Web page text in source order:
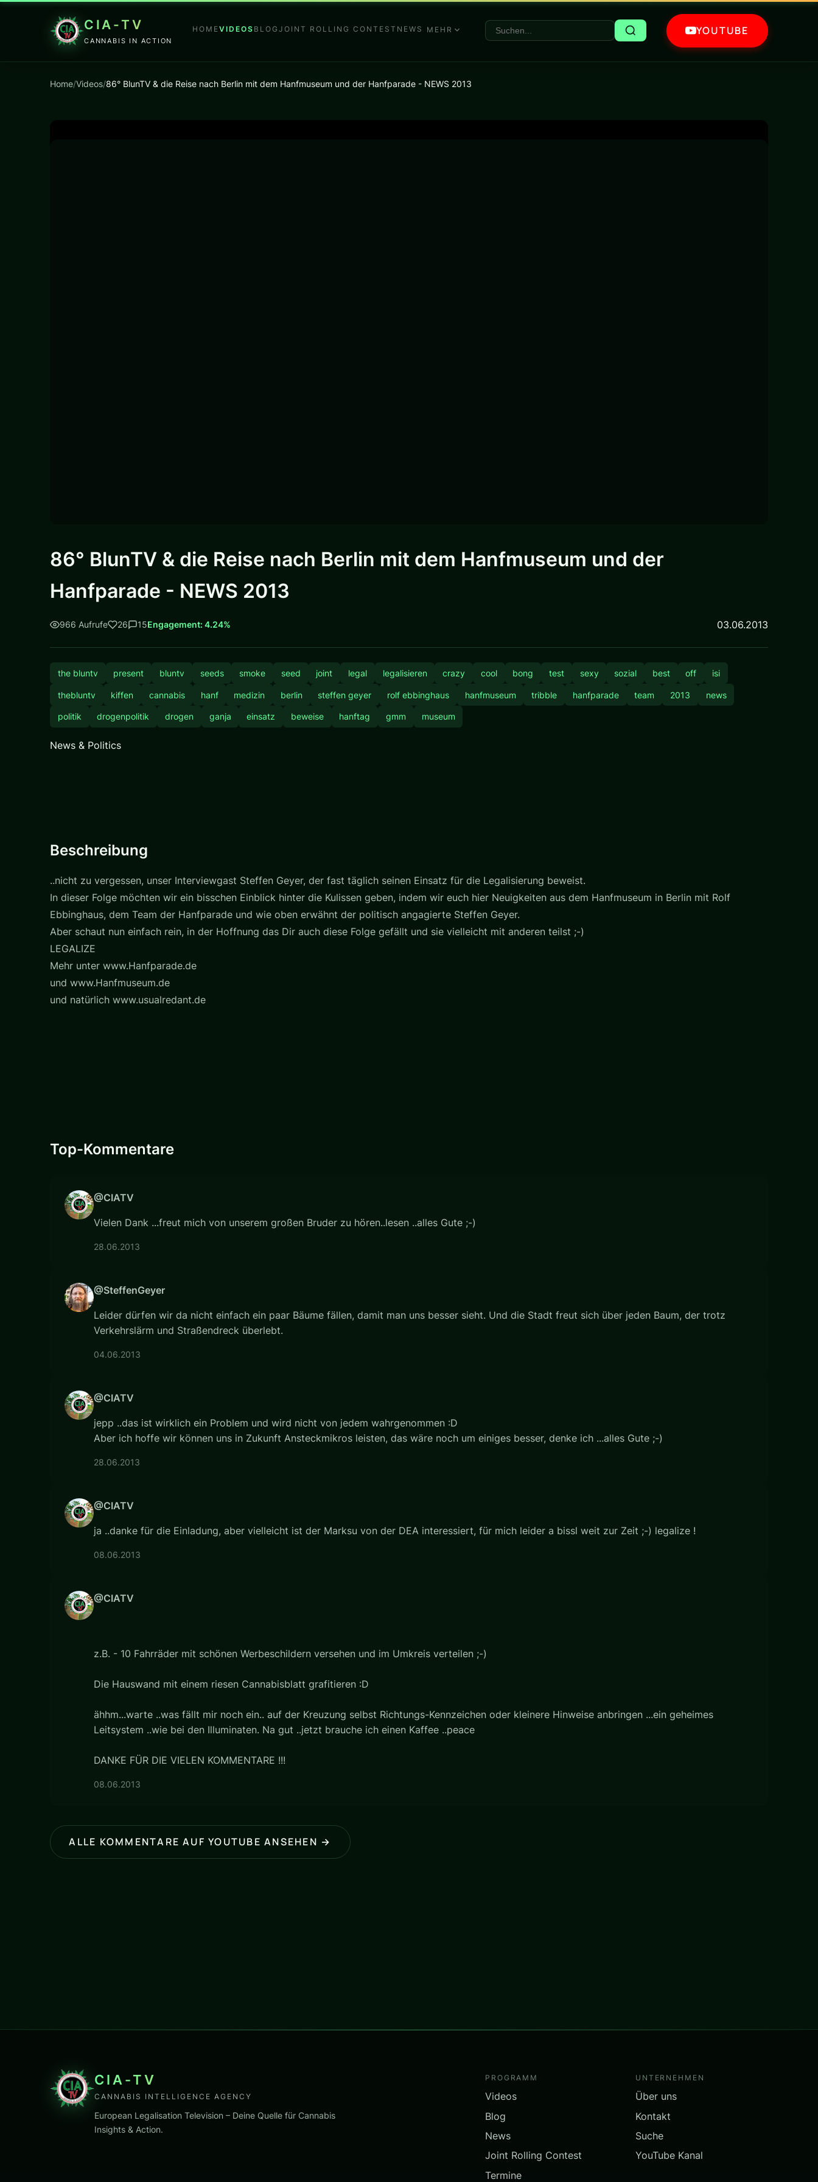
CIA-TV
CANNABIS IN ACTION
HOMEVIDEOS BLOGJOINT ROLLING CONTEST NEWS MEHR YOUTUBE
Home/Videos/86° BlunTV & die Reise nach Berlin mit dem Hanfmuseum und der Hanfparade - NEWS 2013
86° BlunTV & die Reise nach Berlin mit dem Hanfmuseum und der
Hanfparade - NEWS 2013
966 Aufrufe 26 15Engagement: 4.24% 03.06.2013
the bluntv present bluntv seeds smoke seed joint legal legalisieren crazy cool bong test sexy sozial best off isi
thebluntv kiffen cannabis hanf medizin berlin steffen geyer rolf ebbinghaus hanfmuseum tribble hanfparade team 2013 news
politik drogenpolitik drogen ganja einsatz beweise hanftag gmm museum
News & Politics
Beschreibung
..nicht zu vergessen, unser Interviewgast Steffen Geyer, der fast täglich seinen Einsatz für die Legalisierung beweist.
In dieser Folge möchten wir ein bisschen Einblick hinter die Kulissen geben, indem wir euch hier Neuigkeiten aus dem Hanfmuseum in Berlin mit Rolf
Ebbinghaus, dem Team der Hanfparade und wie oben erwähnt der politisch angagierte Steffen Geyer.
Aber schaut nun einfach rein, in der Hoffnung das Dir auch diese Folge gefällt und sie vielleicht mit anderen teilst ;-)
LEGALIZE
Mehr unter www.Hanfparade.de
und www.Hanfmuseum.de
und natürlich www.usualredant.de
Top-Kommentare
@CIATV
Vielen Dank ...freut mich von unserem großen Bruder zu hören..lesen ..alles Gute ;-)
28.06.2013
@SteffenGeyer
Leider dürfen wir da nicht einfach ein paar Bäume fällen, damit man uns besser sieht. Und die Stadt freut sich über jeden Baum, der trotz
Verkehrslärm und Straßendreck überlebt.
04.06.2013
@CIATV
jepp ..das ist wirklich ein Problem und wird nicht von jedem wahrgenommen :D
Aber ich hoffe wir können uns in Zukunft Ansteckmikros leisten, das wäre noch um einiges besser, denke ich ...alles Gute ;-)
28.06.2013
@CIATV
ja ..danke für die Einladung, aber vielleicht ist der Marksu von der DEA interessiert, für mich leider a bissl weit zur Zeit ;-) legalize !
08.06.2013
@CIATV
z.B. - 10 Fahrräder mit schönen Werbeschildern versehen und im Umkreis verteilen ;-)
Die Hauswand mit einem riesen Cannabisblatt grafitieren :D
ähhm...warte ..was fällt mir noch ein.. auf der Kreuzung selbst Richtungs-Kennzeichen oder kleinere Hinweise anbringen ...ein geheimes
Leitsystem ..wie bei den Illuminaten. Na gut ..jetzt brauche ich einen Kaffee ..peace
DANKE FÜR DIE VIELEN KOMMENTARE !!!
08.06.2013
ALLE KOMMENTARE AUF YOUTUBE ANSEHEN →
CIA-TV
CANNABIS INTELLIGENCE AGENCY
European Legalisation Television – Deine Quelle für Cannabis
Insights & Action.
PROGRAMM
Videos
Blog
News
Joint Rolling Contest
Termine
UNTERNEHMEN
Über uns
Kontakt
Suche
YouTube Kanal